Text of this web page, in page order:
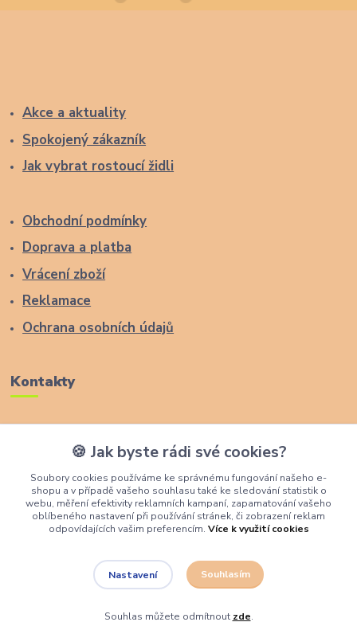
Akce a aktuality
Spokojený zákazník
Jak vybrat rostoucí židli
Obchodní podmínky
Doprava a platba
Vrácení zboží
Reklamace
Ochrana osobních údajů
Kontakty
+420 774 291 043
info@rostouci-zidle.cz
🍪 Jak byste rádi své cookies?
Soubory cookies používáme ke správnému fungování našeho e-
shopu a v případě vašeho souhlasu také ke sledování statistik o
webu, měření efektivity reklamních kampaní, zapamatování vašeho
oblíbeného nastavení při používání stránek, či zobrazení reklam
odpovídajících vašim preferencím. Více k využití cookies
Nastavení Souhlasím
Souhlas můžete odmítnout zde.